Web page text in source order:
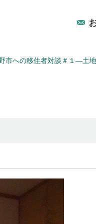
市への移住者対談＃１―土